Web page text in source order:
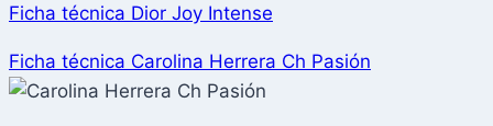
Ficha técnica Dior Joy Intense
Ficha técnica Carolina Herrera Ch Pasión